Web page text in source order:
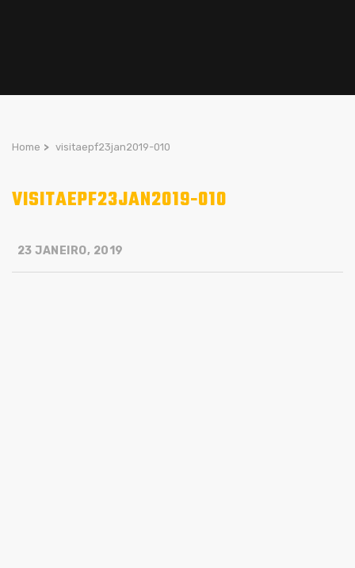
Home > visitaepf23jan2019-010
VISITAEPF23JAN2019-010
23 JANEIRO, 2019